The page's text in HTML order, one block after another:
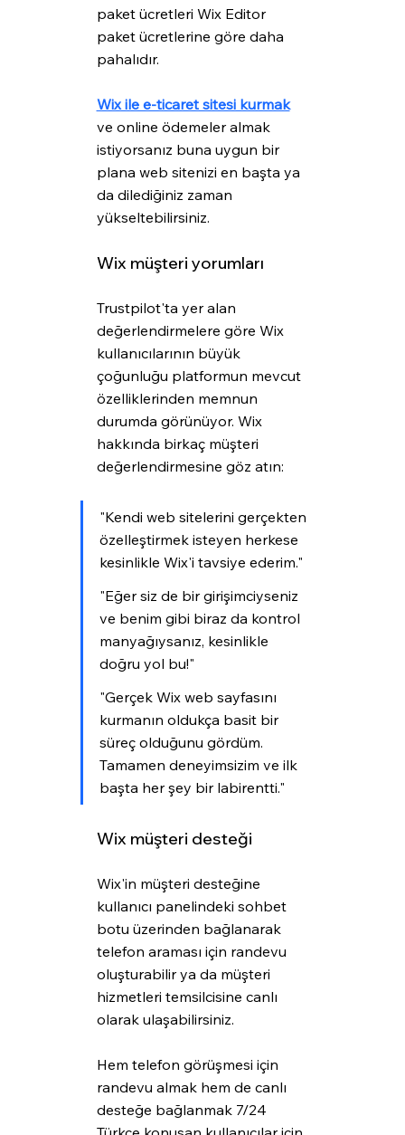
paket ücretleri Wix Editor
paket ücretlerine göre daha
pahalıdır.
Wix ile e-ticaret sitesi kurmak
ve online ödemeler almak
istiyorsanız buna uygun bir
plana web sitenizi en başta ya
da dilediğiniz zaman
yükseltebilirsiniz.
Wix müşteri yorumları
Trustpilot'ta yer alan
değerlendirmelere göre Wix
kullanıcılarının büyük
çoğunluğu platformun mevcut
özelliklerinden memnun
durumda görünüyor. Wix
hakkında birkaç müşteri
değerlendirmesine göz atın:
"Kendi web sitelerini gerçekten
özelleştirmek isteyen herkese
kesinlikle Wix'i tavsiye ederim."
"Eğer siz de bir girişimciyseniz
ve benim gibi biraz da kontrol
manyağıysanız, kesinlikle
doğru yol bu!"
"Gerçek Wix web sayfasını
kurmanın oldukça basit bir
süreç olduğunu gördüm.
Tamamen deneyimsizim ve ilk
başta her şey bir labirentti."
Wix müşteri desteği
Wix'in müşteri desteğine
kullanıcı panelindeki sohbet
botu üzerinden bağlanarak
telefon araması için randevu
oluşturabilir ya da müşteri
hizmetleri temsilcisine canlı
olarak ulaşabilirsiniz.
Hem telefon görüşmesi için
randevu almak hem de canlı
desteğe bağlanmak 7/24